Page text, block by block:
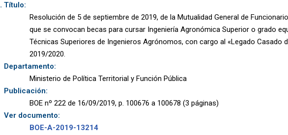
Título:
Resolución de 5 de septiembre de 2019, de la Mutualidad General de
que se convocan becas para cursar Ingeniería Agronómica Superior o grado
Técnicas Superiores de Ingenieros Agrónomos, con cargo al «Legado Casado
2019/2020.
Departamento:
Ministerio de Política Territorial y Función Pública
Publicación:
BOE nº 222 de 16/09/2019, p. 100676 a 100678 (3 páginas)
Ver documento:
BOE-A-2019-13214